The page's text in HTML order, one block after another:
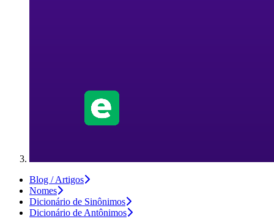
Blog / Artigos
Nomes
Dicionário de Sinônimos
Dicionário de Antônimos